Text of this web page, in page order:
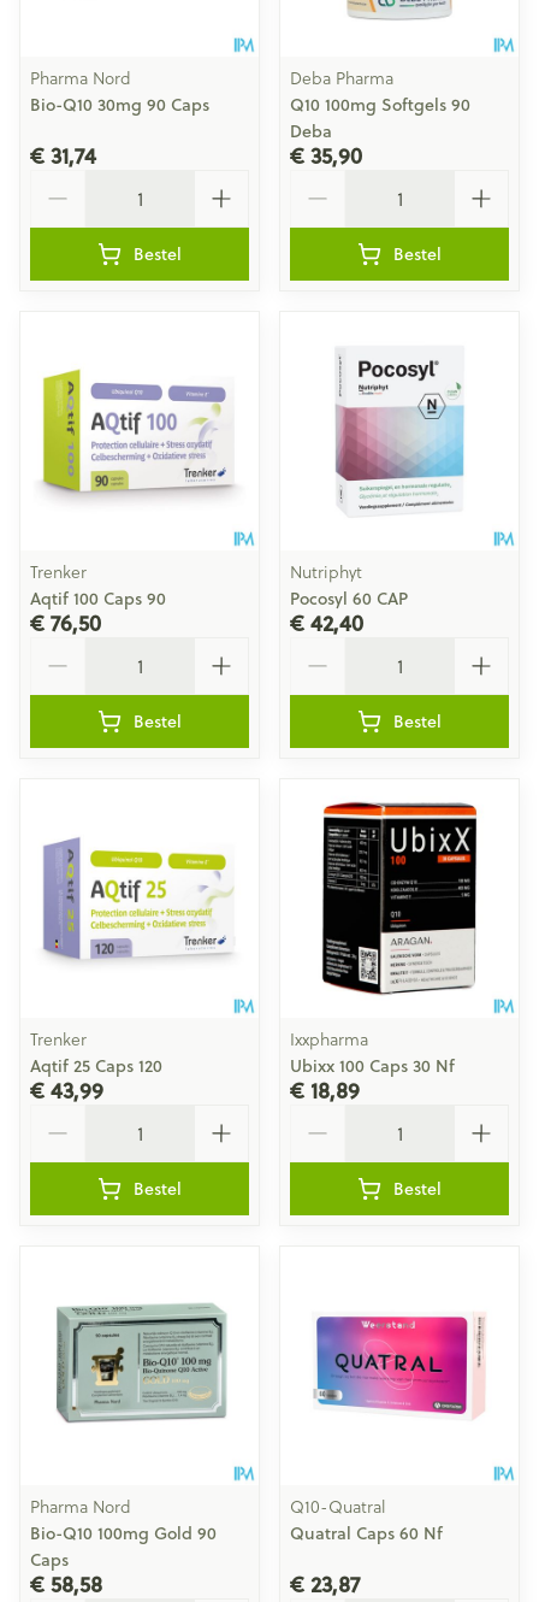
Pharma Nord
Bio-Q10 30mg 90 Caps
€ 31,74
Bestel
Deba Pharma
Q10 100mg Softgels 90
Deba
€ 35,90
Bestel
Trenker
Aqtif 100 Caps 90
€ 76,50
Bestel
Nutriphyt
Pocosyl 60 CAP
€ 42,40
Bestel
Trenker
Aqtif 25 Caps 120
€ 43,99
Bestel
Ixxpharma
Ubixx 100 Caps 30 Nf
€ 18,89
Bestel
Pharma Nord
Bio-Q10 100mg Gold 90
Caps
€ 58,58
Q10-Quatral
Quatral Caps 60 Nf
€ 23,87